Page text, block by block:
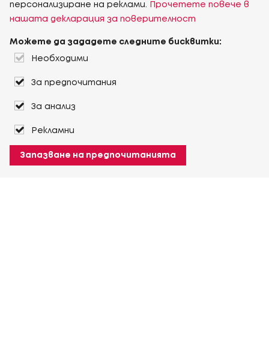
персонализиране на реклами.
Прочетете повече в
нашата декларация за поверителност
Можете да зададете следните бисквитки:
Необходими
За предпочитания
За анализ
Рекламни
Запазване на предпочитанията